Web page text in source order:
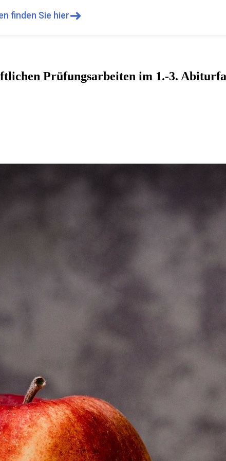
finden Sie hier➜
Prüfungsarbeiten im 1.-3.